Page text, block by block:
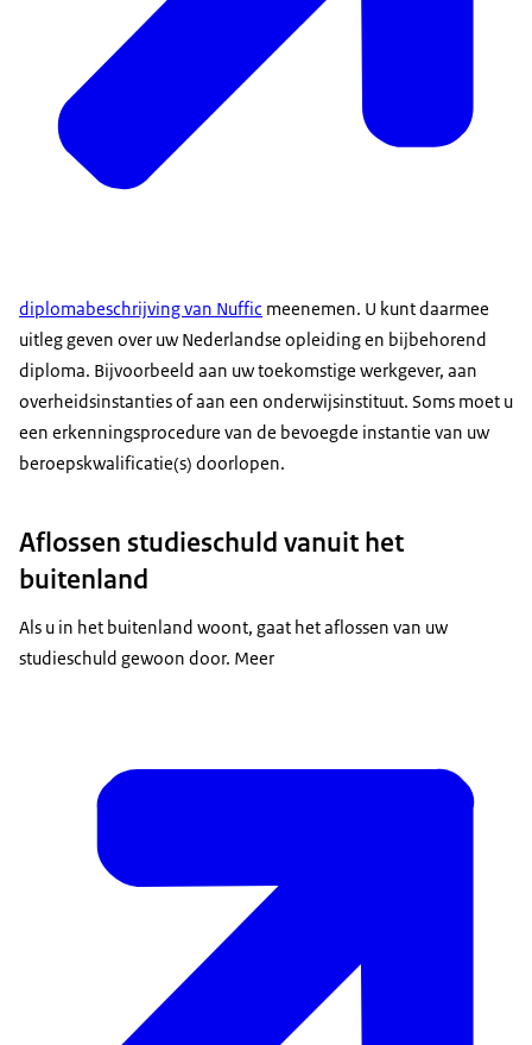
diplomabeschrijving van Nuffic meenemen. U kunt daarmee
uitleg geven over uw Nederlandse opleiding en bijbehorend
diploma. Bijvoorbeeld aan uw toekomstige werkgever, aan
overheidsinstanties of aan een onderwijsinstituut. Soms moet u
een erkenningsprocedure van de bevoegde instantie van uw
beroepskwalificatie(s) doorlopen.
Aflossen studieschuld vanuit het
buitenland
Als u in het buitenland woont, gaat het aflossen van uw
studieschuld gewoon door. Meer